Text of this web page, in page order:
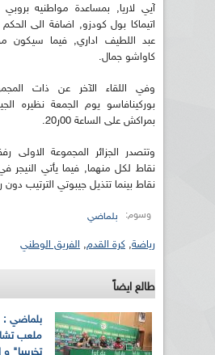
آيي لاريا, بمساعدة مواطنيه
اتيماكا بول كودزو, اضافة الى
عبد اللطيف اداري, فيما سيكون
كاواشو جمال.
وفي اللقاء الآخر عن ذات
بوركينافاسو يوم الجمعة نظيره
بمراكش على الساعة 00ر20.
وتتصدر الجزائر المجموعة الاولى
نقاط لكل منهما, فيما يأتي النيجر في
نقاط بينما تتذيل جيبوتي الترتيب دون
وسوم: بلماضي
رياضة, كرة القدم, الفريق الوطني
طالع ايضاً
بلماضي :
ملعب
تخريبيا" و